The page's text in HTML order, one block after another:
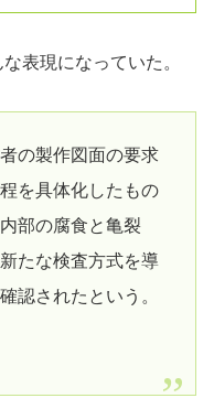
表現になっていた。
の製作図面の要求
を具体化したもの
部の腐食と亀裂
たな検査方式を導
認されたという。